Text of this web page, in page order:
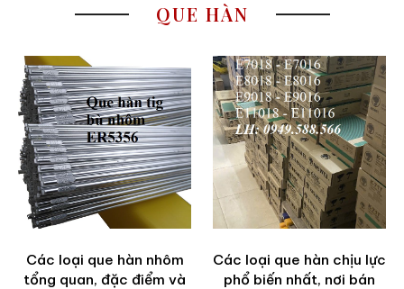
QUE HÀN
Các loại que hàn nhôm
tổng quan, đặc điểm và
Các loại que hàn chịu lực
phổ biến nhất, nơi bán